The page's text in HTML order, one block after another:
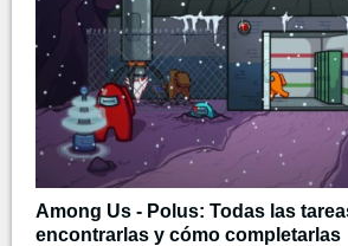
Among Us - Polus: Todas las
encontrarlas y cómo completarlas